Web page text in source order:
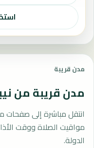
مدن قريبة
مدن قريبة من
انتقل مباشرة إلى
مواقيت الصلاة ووقت
الدولة.